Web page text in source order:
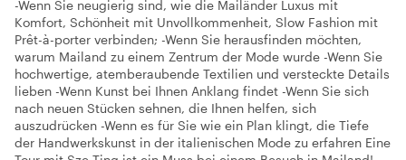
-Wenn Sie neugierig sind, wie die Mailänder Luxus mit
Komfort, Schönheit mit Unvollkommenheit, Slow Fashion mit
Prêt-à-porter verbinden; -Wenn Sie herausfinden möchten,
warum Mailand zu einem Zentrum der Mode wurde -Wenn Sie
hochwertige, atemberaubende Textilien und versteckte Details
lieben -Wenn Kunst bei Ihnen Anklang findet -Wenn Sie sich
nach neuen Stücken sehnen, die Ihnen helfen, sich
auszudrücken -Wenn es für Sie wie ein Plan klingt, die Tiefe
der Handwerkskunst in der italienischen Mode zu erfahren Eine